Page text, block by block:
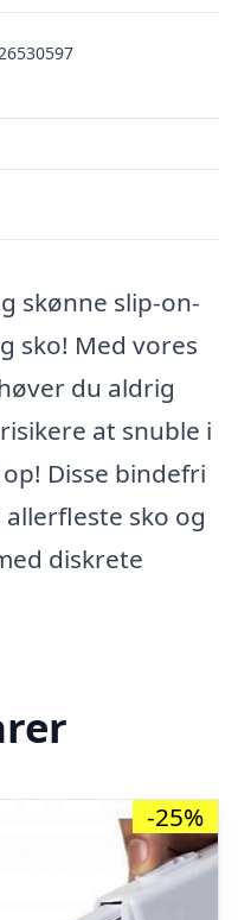
skønne slip-on-
sko! Med vores
du aldrig
at snuble i
Disse bindefri
sko og
diskrete
-25%